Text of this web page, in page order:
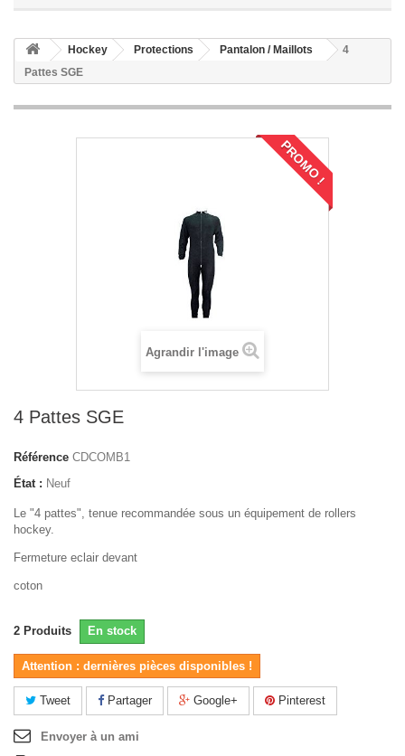
Hockey Protections Pantalon / Maillots
4
Pattes SGE
PROMO !
Agrandir l'image
4 Pattes SGE
Référence CDCOMB1
État : Neuf
Le "4 pattes", tenue recommandée sous un équipement de rollers
hockey.
Fermeture eclair devant
coton
2 Produits En stock
Attention : dernières pièces disponibles !
Tweet Partager Google+ Pinterest
Envoyer à un ami